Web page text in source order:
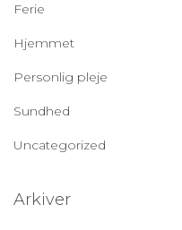
Ferie
Hjemmet
Personlig pleje
Sundhed
Uncategorized
Arkiver